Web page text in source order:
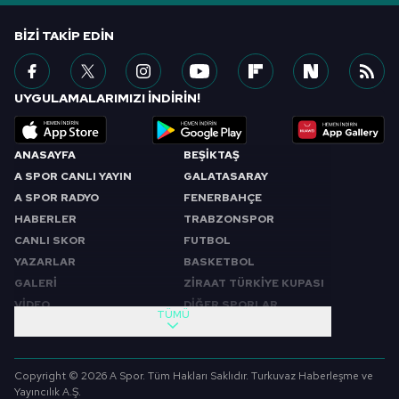
ANASAYFA
A SPOR CANLI YAYIN
A SPOR RADYO
HABERLER
CANLI SKOR
YAZARLAR
GALERİ
VİDEO
BEŞİKTAŞ
GALATASARAY
FENERBAHÇE
TRABZONSPOR
FUTBOL
BASKETBOL
ZİRAAT TÜRKİYE KUPASI
DİĞER SPORLAR
SABAH SPORU
SPOR GÜNDEMİ
FUTBOL
TÜMÜ
BIZI TAKIP EDIN
UYGULAMALARIMIZI İNDİRİN!
Copyright © 2026 A Spor. Tüm Hakları Saklıdır. Turkuvaz Haberleşme ve
Yayıncılık A.Ş.